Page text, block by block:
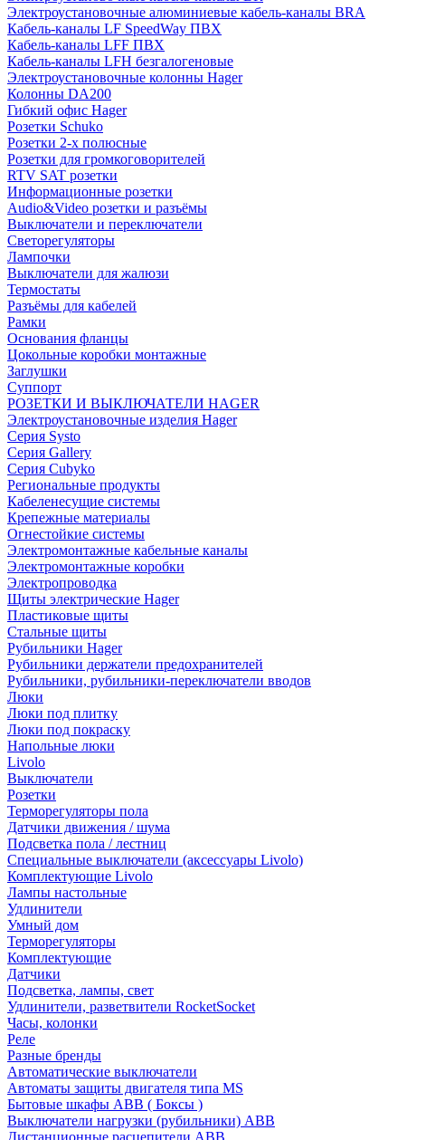
Электроустановочные алюминиевые кабель-каналы BRA
Кабель-каналы LF SpeedWay ПВХ
Кабель-каналы LFF ПВХ
Кабель-каналы LFH безгалогеновые
Электроустановочные колонны Hager
Колонны DA200
Гибкий офис Hager
Розетки Schuko
Розетки 2-х полюсные
Розетки для громкоговорителей
RTV SAT розетки
Информационные розетки
Audio&Video розетки и разъёмы
Выключатели и переключатели
Светорегуляторы
Лампочки
Выключатели для жалюзи
Термостаты
Разъёмы для кабелей
Рамки
Основания фланцы
Цокольные коробки монтажные
Заглушки
Суппорт
РОЗЕТКИ И ВЫКЛЮЧАТЕЛИ HAGER
Электроустановочные изделия Hager
Серия Systo
Серия Gallery
Серия Cubyko
Региональные продукты
Кабеленесущие системы
Крепежные материалы
Огнестойкие системы
Электромонтажные кабельные каналы
Электромонтажные коробки
Электропроводка
Щиты электрические Hager
Пластиковые щиты
Стальные щиты
Рубильники Hager
Рубильники держатели предохранителей
Рубильники, рубильники-переключатели вводов
Люки
Люки под плитку
Люки под покраску
Напольные люки
Livolo
Выключатели
Розетки
Терморегуляторы пола
Датчики движения / шума
Подсветка пола / лестниц
Специальные выключатели (аксессуары Livolo)
Комплектующие Livolo
Лампы настольные
Удлинители
Умный дом
Терморегуляторы
Комплектующие
Датчики
Подсветка, лампы, свет
Удлинители, разветвители RocketSocket
Часы, колонки
Реле
Разные бренды
Автоматические выключатели
Автоматы защиты двигателя типа MS
Бытовые шкафы ABB ( Боксы )
Выключатели нагрузки (рубильники) ABB
Дистанционные расцепители ABB